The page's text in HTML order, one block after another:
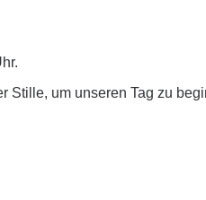
Stille, um unseren Tag zu